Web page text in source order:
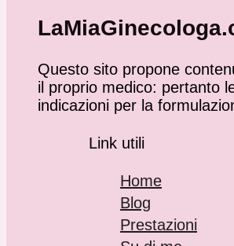
Questo sito propone
il proprio medico: pertanto
indicazioni per la
Link utili
Home
Blog
Prestazioni